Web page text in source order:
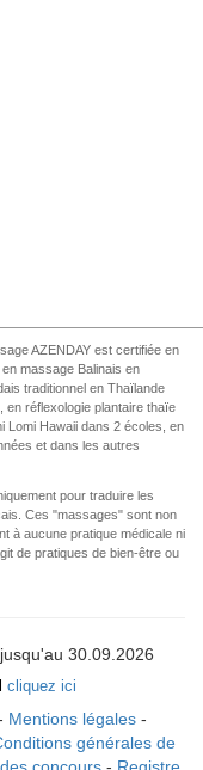
AZENDAY est certifiée en
massage Balinais en
traditionnel en Thaïlande
réflexologie plantaire thaïe
Lomi Hawaii dans 2 écoles, en
et dans les autres
pour traduire les
Ces "massages" sont non
à aucune pratique médicale ni
de pratiques de bien-être ou
30.09.2026
cliquez ici
Mentions légales -
générales de
concours - Registre